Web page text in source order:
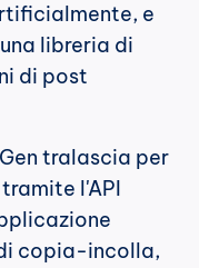
e
libreria di
di post
tralascia per
l'API
copia-incolla,